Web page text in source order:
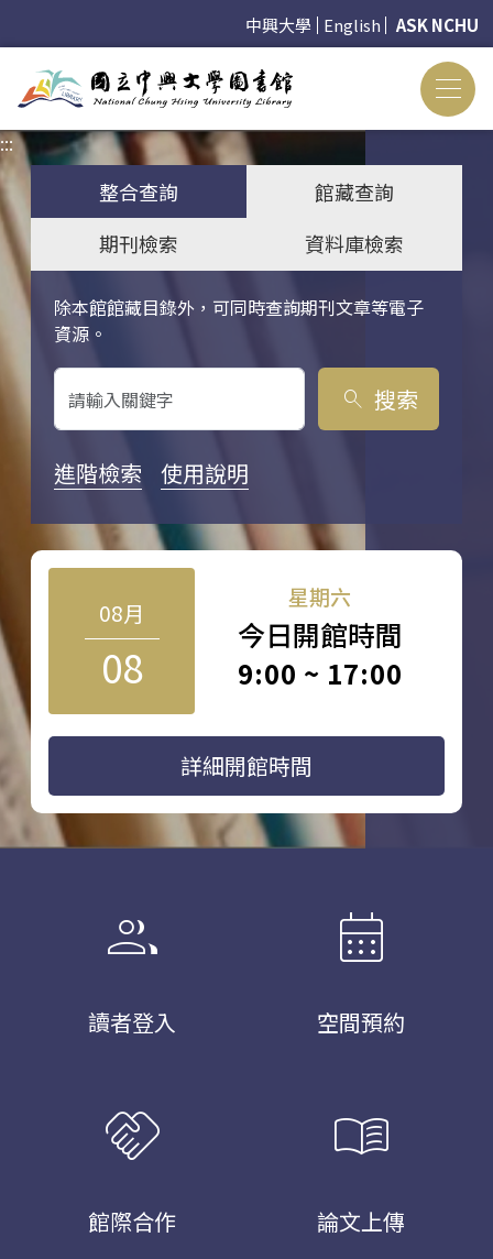
中興大學 English ASK NCHU
:::
整合查詢
館藏查詢
期刊檢索
資料庫檢索
除本館館藏目錄外，可同時查詢期刊文章等電子
資源。
關鍵字搜尋
search 搜索
進階檢索 使用說明
08月
08
星期六
今日開館時間
9:00 ~ 17:00
詳細開館時間
group
讀者登入
calendar_month
空間預約
handshake
館際合作
menu_book
論文上傳